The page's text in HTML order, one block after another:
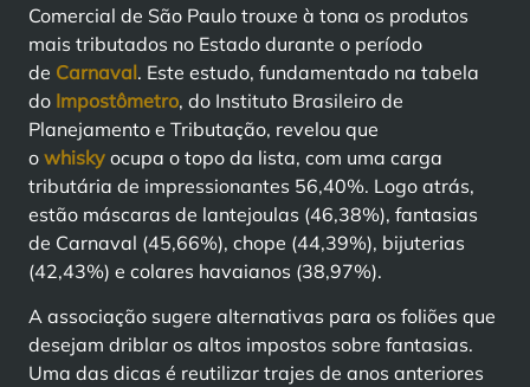
Comercial de São Paulo trouxe à tona os produtos
mais tributados no Estado durante o período
de Carnaval. Este estudo, fundamentado na tabela
do Impostômetro, do Instituto Brasileiro de
Planejamento e Tributação, revelou que
o whisky ocupa o topo da lista, com uma carga
tributária de impressionantes 56,40%. Logo atrás,
estão máscaras de lantejoulas (46,38%), fantasias
de Carnaval (45,66%), chope (44,39%), bijuterias
(42,43%) e colares havaianos (38,97%).
A associação sugere alternativas para os foliões que
desejam driblar os altos impostos sobre fantasias.
Uma das dicas é reutilizar trajes de anos anteriores